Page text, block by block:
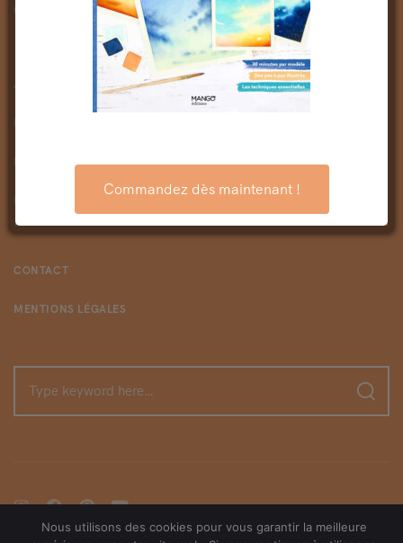
A PROPOS
MON LIVRE
PORTFOLIO
BLOG
CONTACT
MENTIONS LÉGALES
Nous utilisons des cookies pour vous garantir la meilleure
Commandez dès maintenant !